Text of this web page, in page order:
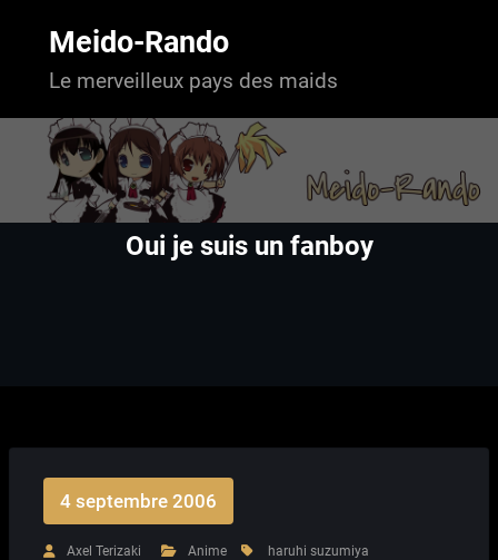
Meido-Rando
Le merveilleux pays des maids
Oui je suis un fanboy
4 septembre 2006
Axel Terizaki Anime haruhi suzumiya